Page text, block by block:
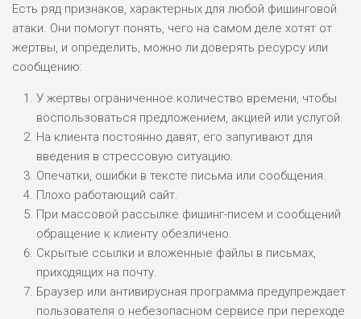
Есть ряд признаков, характерных для любой фишинговой
атаки. Они помогут понять, чего на самом деле хотят от
жертвы, и определить, можно ли доверять ресурсу или
сообщению:
У жертвы ограниченное количество времени, чтобы
воспользоваться предложением, акцией или услугой.
На клиента постоянно давят, его запугивают для
введения в стрессовую ситуацию.
Опечатки, ошибки в тексте письма или сообщения.
Плохо работающий сайт.
При массовой рассылке фишинг-писем и сообщений
обращение к клиенту обезличено.
Скрытые ссылки и вложенные файлы в письмах,
приходящих на почту.
Браузер или антивирусная программа предупреждает
пользователя о небезопасном сервисе при переходе